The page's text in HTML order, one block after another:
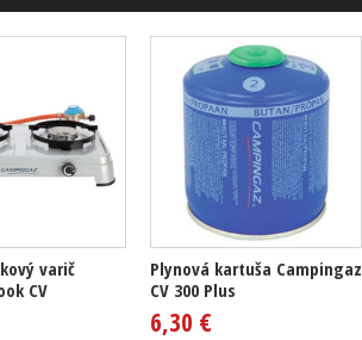
varič
CV
Plynová kartuša Campingaz
CV 300 Plus
6,30 €